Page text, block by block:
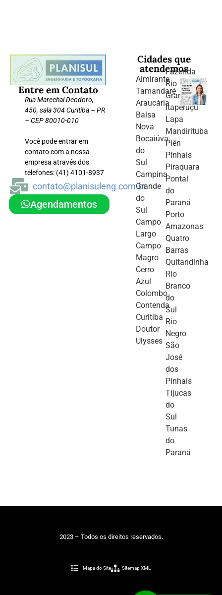
Entre em Contato
Rua Marechal Deodoro,
450, sala 304 Curitiba – PR
– CEP 80010-010
Você pode entrar em
contato com a nossa
empresa através dos
telefones: (41) 4101-8937
contato@planisuleng.com.br
Agendamentos
Cidades que
atendemos
Almirante
Tamandaré
Araucária
Balsa
Nova
Bocaiúva
do
Sul
Campina
Grande
do
Sul
Campo
Largo
Campo
Magro
Cerro
Azul
Colombo
Contenda
Curitiba
Doutor
Ulysses
Fazenda
Rio
Grande
Itaperuçu
Lapa
Mandirituba
Piên
Pinhais
Piraquara
Pontal
do
Paraná
Porto
Amazonas
Quatro
Barras
Quitandinha
Rio
Branco
do
Sul
Rio
Negro
São
José
dos
Pinhais
Tijucas
do
Sul
Tunas
do
Paraná
2023 – Todos os direitos reservados.
Mapa do Site Sitemap XML